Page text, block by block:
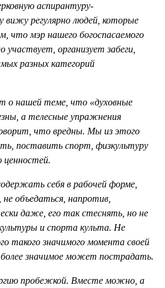
аспирантуру-
регулярно людей, которые
что мэр нашего богоспасаемого
участвует, организует забеги,
разных категорий
о нашей теме, что «духовные
а телесные упражнения
что вредны. Мы из этого
поставить спорт, физкультуру
ценностей.
себя в рабочей форме,
объедаться, напротив,
даже, его так стеснять, но не
и спорта культа. Не
такого значимого момента своей
значимое может пострадать.
пробежкой. Вместе можно, а